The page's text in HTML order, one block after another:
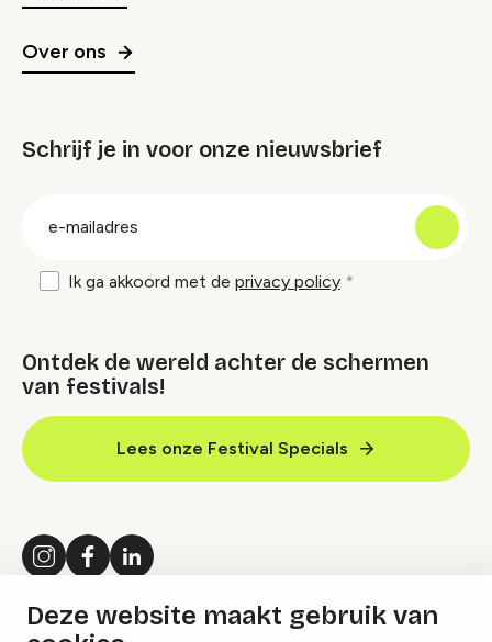
Deze website maakt gebruik van
Over ons
Schrijf je in voor onze nieuwsbrief
Ik ga akkoord met de privacy policy
Ontdek de wereld achter de schermen
van festivals!
Lees onze Festival Specials
InstagramFacebookLinkedIn